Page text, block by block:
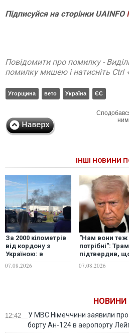
ПідписуйсянасторінкиUAINFO
Повідомити про помилку -
помилку мишею і натисніть Ctrl
Угорщина вето Україна ЄС
ним
ІНШІ НОВИНИ
За 2000 кілометрів
від кордону з
Україною: в
Єкатеринбурзі
після атаки дронів
07.08.2026
"Нам вони теж
потрібні":
підтвердив,
надасть Україні
перехоплювачі
07.08.2026
НОВИНИ
12:42
У МВС Німеччини заявили про
борту Ан-124 в аеропорту